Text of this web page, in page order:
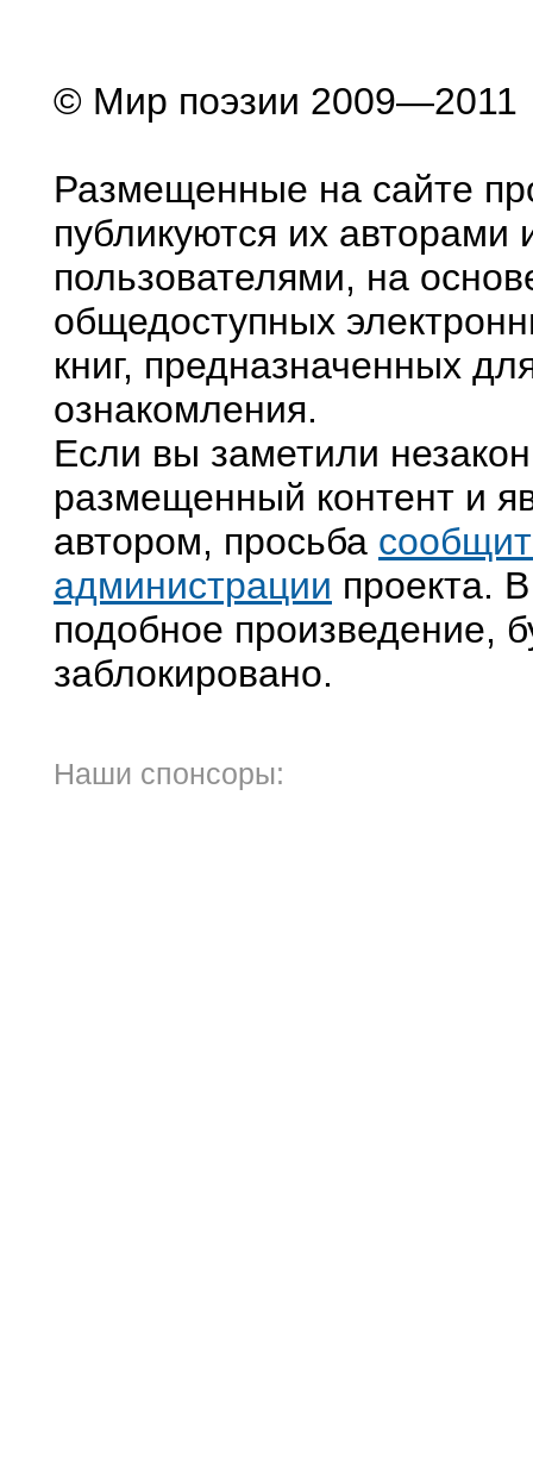
© Мир поэзии 2009—2011
Размещенные на сайте
публикуются их авторами
пользователями, на
общедоступных
книг, предназначенных
ознакомления.
Если вы заметили
размещенный контент и
автором, просьба
администрации проекта.
подобное произведение,
заблокировано.
Наши спонсоры: